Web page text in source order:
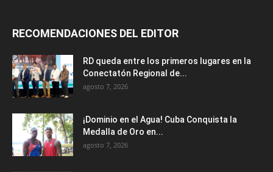
RECOMENDACIONES DEL EDITOR
RD queda entre los primeros lugares en la
Conectatón Regional de...
agosto 7, 2026
¡Dominio en el Agua! Cuba Conquista la
Medalla de Oro en...
agosto 7, 2026